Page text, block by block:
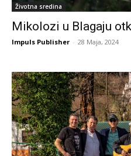
Životna sredina
Mikolozi u Blagaju
Impuls Publisher - 28 Maja, 2024